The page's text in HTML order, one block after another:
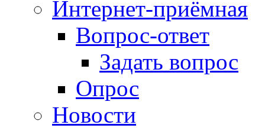
Интернет-приёмная
Вопрос-ответ
Задать вопрос
Опрос
Новости